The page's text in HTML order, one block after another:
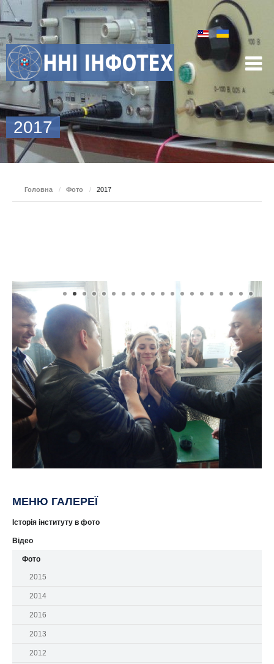
2017
Головна / Фото / 2017
МЕНЮ ГАЛЕРЕЇ
Історія інституту в фото
Відео
Фото
2015
2014
2016
2013
2012